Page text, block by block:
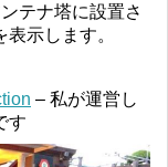
テナ塔に設置さ
示します。
– 私が運営し
す